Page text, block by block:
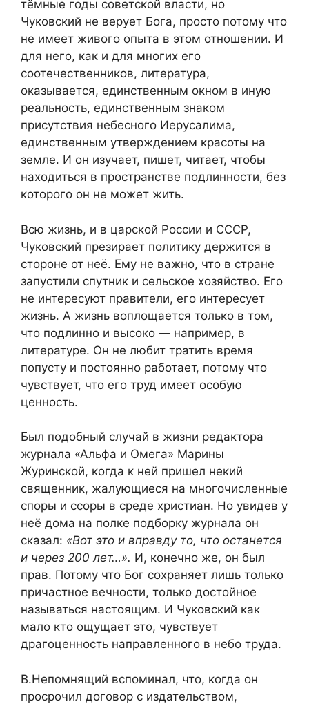
тёмные годы советской власти, но
Чуковский не верует Бога, просто потому что
не имеет живого опыта в этом отношении. И
для него, как и для многих его
соотечественников, литература,
оказывается, единственным окном в иную
реальность, единственным знаком
присутствия небесного Иерусалима,
единственным утверждением красоты на
земле. И он изучает, пишет, читает, чтобы
находиться в пространстве подлинности, без
которого он не может жить.
Всю жизнь, и в царской России и СССР,
Чуковский презирает политику держится в
стороне от неё. Ему не важно, что в стране
запустили спутник и сельское хозяйство. Его
не интересуют правители, его интересует
жизнь. А жизнь воплощается только в том,
что подлинно и высоко — например, в
литературе. Он не любит тратить время
попусту и постоянно работает, потому что
чувствует, что его труд имеет особую
ценность.
Был подобный случай в жизни редактора
журнала «Альфа и Омега» Марины
Журинской, когда к ней пришел некий
священник, жалующиеся на многочисленные
споры и ссоры в среде христиан. Но увидев у
неё дома на полке подборку журнала он
сказал: «Вот это и вправду то, что останется
и через 200 лет…». И, конечно же, он был
прав. Потому что Бог сохраняет лишь только
причастное вечности, только достойное
называться настоящим. И Чуковский как
мало кто ощущает это, чувствует
драгоценность направленного в небо труда.
В.Непомнящий вспоминал, что, когда он
просрочил договор с издательством,